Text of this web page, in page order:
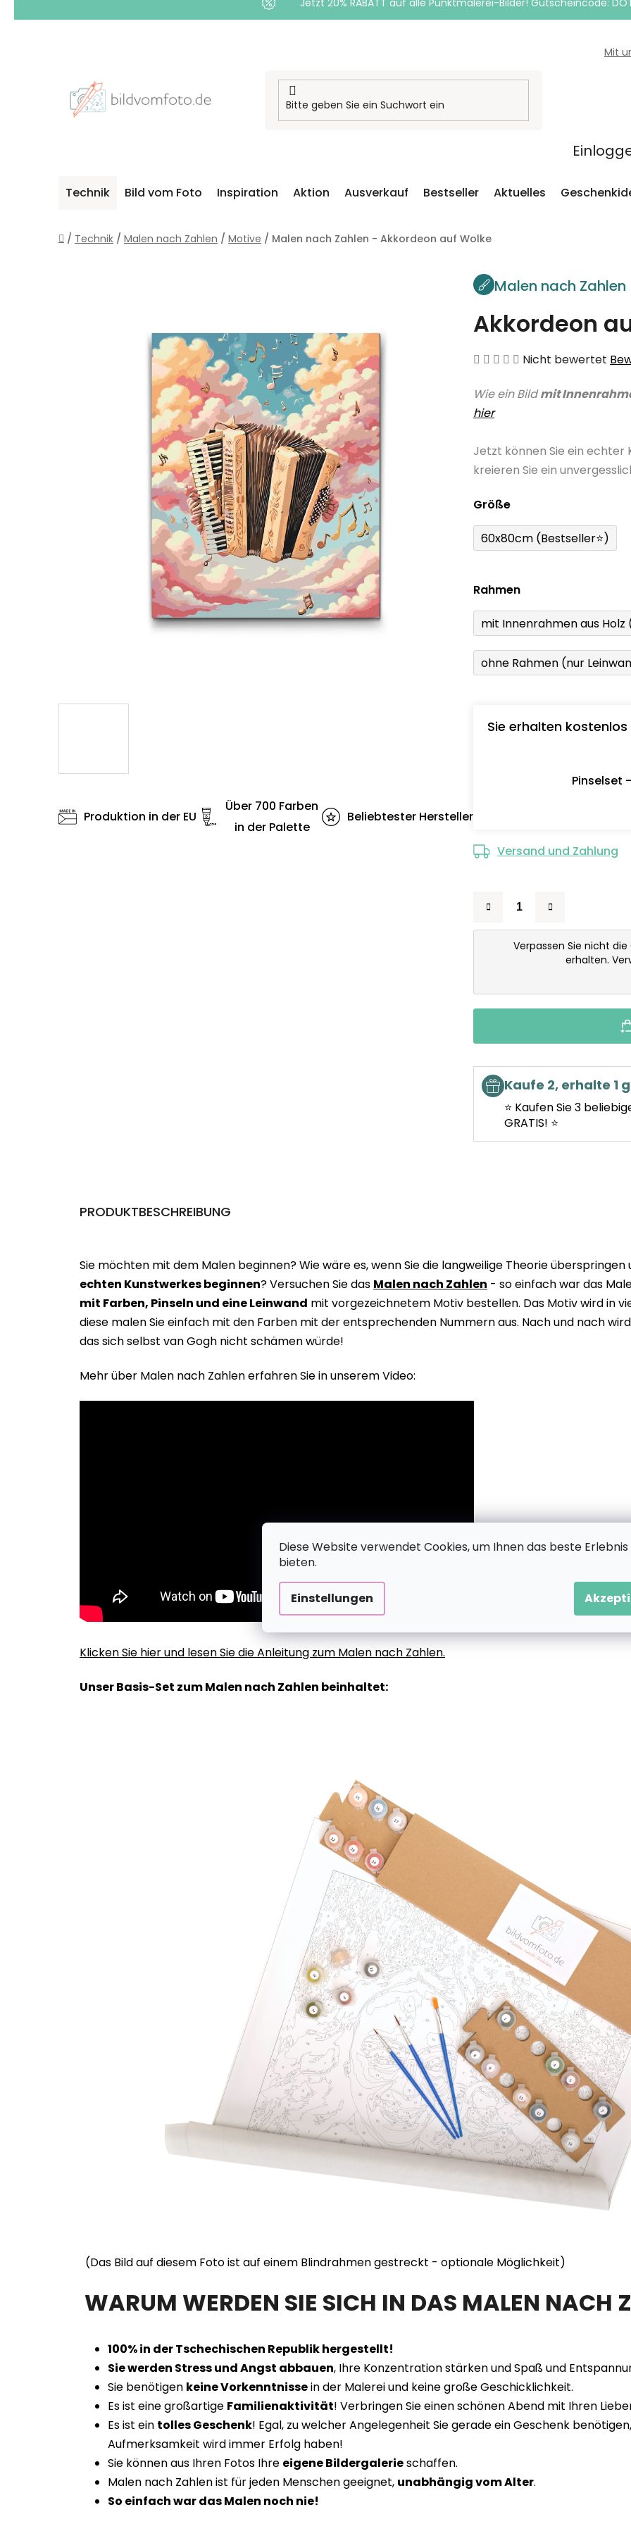
Diese Website verwendet Cookies, um Ihnen das beste Erlebnis
bieten.
Einstellungen
Jetzt 20% RABATT auf alle Punktmalerei-Bilder! Gutscheincode:
Mit
Technik Bild vom Foto Inspiration Aktion Ausverkauf Bestseller Aktuelles
Startseite
/ Technik / Malen nach Zahlen / Motive / Malen nach Zahlen - Akkordeon auf Wolke
Malen nach Zahlen
Akkordeon
Die
Produktbewertung
von
5
Nicht bewertet
Wie ein Bildmit
hier
Jetzt können Sie ein echter
kreieren Sie ein
Größe
60x80cm (Bestseller⭐)
Rahmen
mit Innenrahmen aus
ohne Rahmen (nur
Sie erhalten kostenlos
Pinselset
Versand und Zahlung
Verpassen Sie nicht
erhalten.
Kaufe 2, erhalte 1
⭐ Kaufen Sie 3
GRATIS! ⭐
Produktion in der EU
Über 700 Farben
in der Palette
Beliebtester Hersteller
PRODUKTBESCHREIBUNG
Sie möchten mit dem Malen beginnen? Wie wäre es, wenn Sie die langweilige Theorie überspringen
echten Kunstwerkes beginnen? Versuchen Sie das Malen nach Zahlen - so einfach war das
mit Farben, Pinseln und eine Leinwand mit vorgezeichnetem Motiv bestellen. Das Motiv wird in
diese malen Sie einfach mit den Farben mit der entsprechenden Nummern aus. Nach und nach
das sich selbst van Gogh nicht schämen würde!
Mehr über Malen nach Zahlen erfahren Sie in unserem Video:
Klicken Sie hier und lesen Sie die Anleitung zum Malen nach Zahlen.
Unser Basis-Set zum Malen nach Zahlen beinhaltet:
(Das Bild auf diesem Foto ist auf einem Blindrahmen gestreckt - optionale Möglichkeit)
WARUM WERDEN SIE SICH IN DAS MALEN NACH
100% in der Tschechischen Republik hergestellt!
Sie werden Stress und Angst abbauen, Ihre Konzentration stärken und Spaß und
Sie benötigen keine Vorkenntnissein der Malerei und keine große Geschicklichkeit.
Es ist eine großartige Familienaktivität! Verbringen Sie einen schönen Abend mit Ihren
Es ist ein tolles Geschenk! Egal, zu welcher Angelegenheit Sie gerade ein Geschenk
Aufmerksamkeit wird immer Erfolg haben!
Sie können aus Ihren Fotos Ihre eigene Bildergalerieschaffen.
Malen nach Zahlen ist für jeden Menschen geeignet, unabhängig vom Alter.
So einfach war das Malen noch nie!